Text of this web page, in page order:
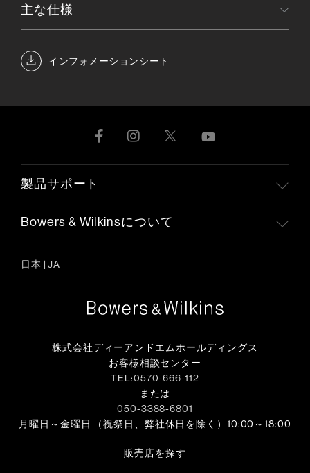
インフォメーションシート
主な仕様
製品サポート
Bowers & Wilkinsについて
日本 | JA
株式会社ディーアンドエムホールディングス
お客様相談センター
TEL:0570-666-112
または
050-3388-6801
月曜日～金曜日 （祝祭日、弊社休日を除く）10:00～18:00
販売店を探す